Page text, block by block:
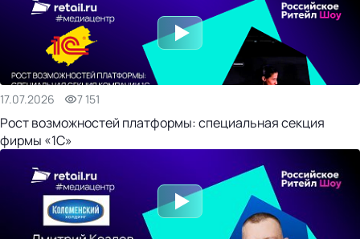
17.07.2026 7 151
Рост возможностей платформы: специальная секция
фирмы «1С»